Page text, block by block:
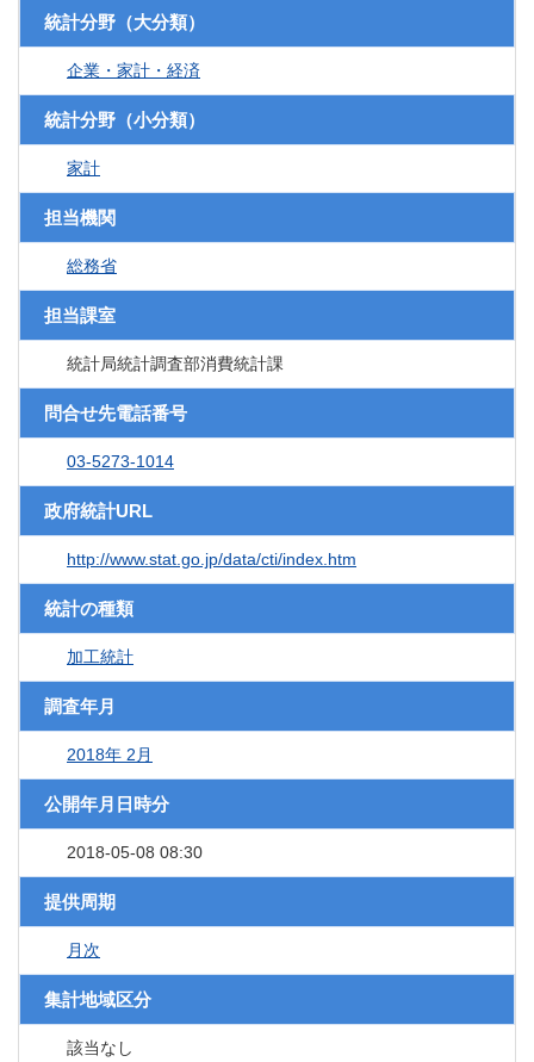
統計分野（大分類）
企業・家計・経済
統計分野（小分類）
家計
担当機関
総務省
担当課室
統計局統計調査部消費統計課
問合せ先電話番号
03-5273-1014
政府統計URL
http://www.stat.go.jp/data/cti/index.htm
統計の種類
加工統計
調査年月
2018年 2月
公開年月日時分
2018-05-08 08:30
提供周期
月次
集計地域区分
該当なし